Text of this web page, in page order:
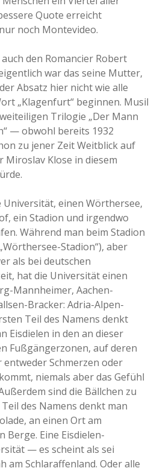
Quote erreicht
noch Montevideo.
den Romancier Robert
war das seine Mutter,
Absatz hier nicht wie alle
„Klagenfurt“ beginnen. Musil
Trilogie „Der Mann
— obwohl bereits 1932
zu jener Zeit Weitblick auf
Miroslav Klose in diesem
einen Wörthersee,
ein Stadion und irgendwo
Während man beim Stadion
Stadion“), aber
als bei deutschen
hat die Universität einen
Mannheimer, Aachen-
Bracker: Adria-Alpen-
Teil des Namens denkt
Eisdielen in den an dieser
Fußgängerzonen, auf deren
Schmerzen oder
niemals aber das Gefühl
sind die Bällchen zu
des Namens denkt man
an einen Ort am
Berge. Eine Eisdielen-
— es scheint als sei
am Schlaraffenland. Oder alle